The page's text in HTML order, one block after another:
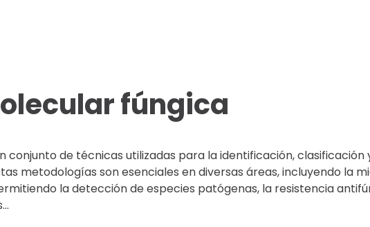
fúngica
conjunto de técnicas utilizadas para la identificación, clasificación
metodologías son esenciales en diversas áreas, incluyendo la
la detección de especies patógenas, la resistencia